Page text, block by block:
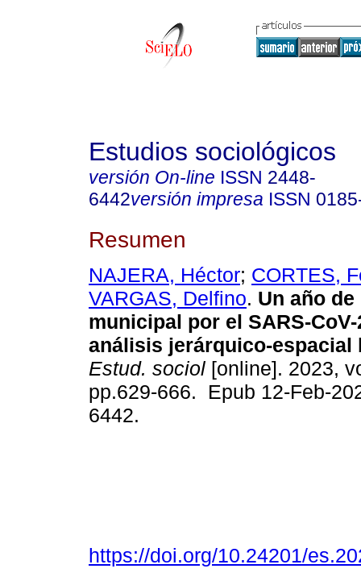
Estudios sociológicos
versión On-line ISSN 2448-
6442versión impresa ISSN
Resumen
NAJERA, Héctor; CORTES,
VARGAS, Delfino. Un año
municipal por el SARS-
análisis jerárquico-espacial
Estud. sociol [online]. 2023,
pp.629-666. Epub 12-Feb-
6442.
https://doi.org/10.24201/